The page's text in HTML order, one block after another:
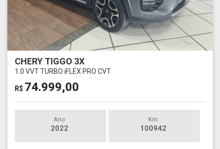
CHERY TIGGO 3X
1.0 VVT TURBO iFLEX PRO CVT
R$ 74.999,00
Ano
2022
Km
100942